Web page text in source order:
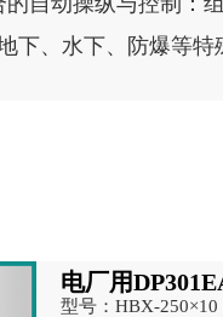
下、水下、防爆等
电厂用
型号：HBX-250×10